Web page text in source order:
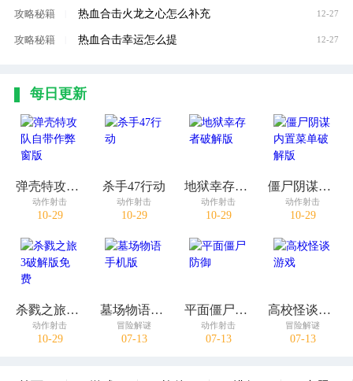
攻略秘籍 热血合击火龙之心怎么补充 12-27
攻略秘籍 热血合击幸运怎么提 12-27
每日更新
弹壳特攻队自带作弊窗版
动作射击
10-29
杀手47行动
动作射击
10-29
地狱幸存者破解版
动作射击
10-29
僵尸阴谋内置菜单破解版
动作射击
10-29
杀戮之旅3破解版免费
动作射击
10-29
墓场物语手机版
冒险解谜
07-13
平面僵尸防御
动作射击
07-13
高校怪谈游戏
冒险解谜
07-13